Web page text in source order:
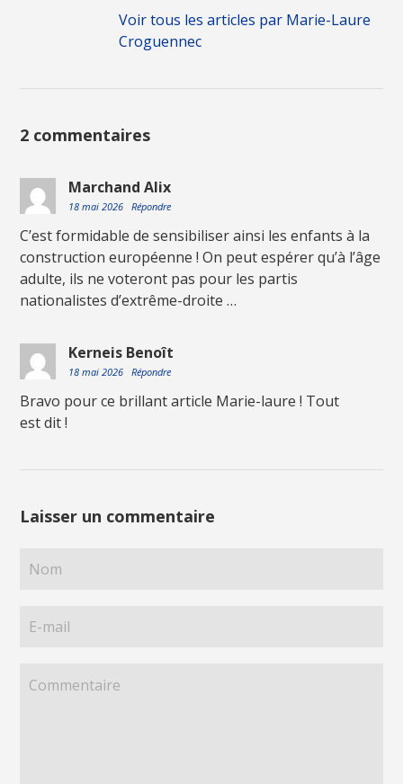
Voir tous les articles par Marie-Laure
Croguennec
2 commentaires
Marchand Alix
18 mai 2026 Répondre
C’est formidable de sensibiliser ainsi les enfants à la
construction européenne ! On peut espérer qu’à l’âge
adulte, ils ne voteront pas pour les partis
nationalistes d’extrême-droite …
Kerneis Benoît
18 mai 2026 Répondre
Bravo pour ce brillant article Marie-laure ! Tout
est dit !
Laisser un commentaire